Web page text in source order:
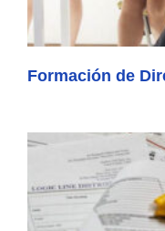
Formación de